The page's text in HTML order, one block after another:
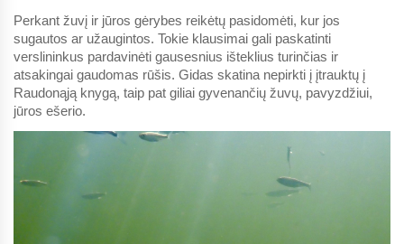
Perkant žuvį ir jūros gėrybes reikėtų pasidomėti, kur jos
sugautos ar užaugintos. Tokie klausimai gali paskatinti
verslininkus pardavinėti gausesnius išteklius turinčias ir
atsakingai gaudomas rūšis. Gidas skatina nepirkti į įtrauktų į
Raudonąją knygą, taip pat giliai gyvenančių žuvų, pavyzdžiui,
jūros ešerio.